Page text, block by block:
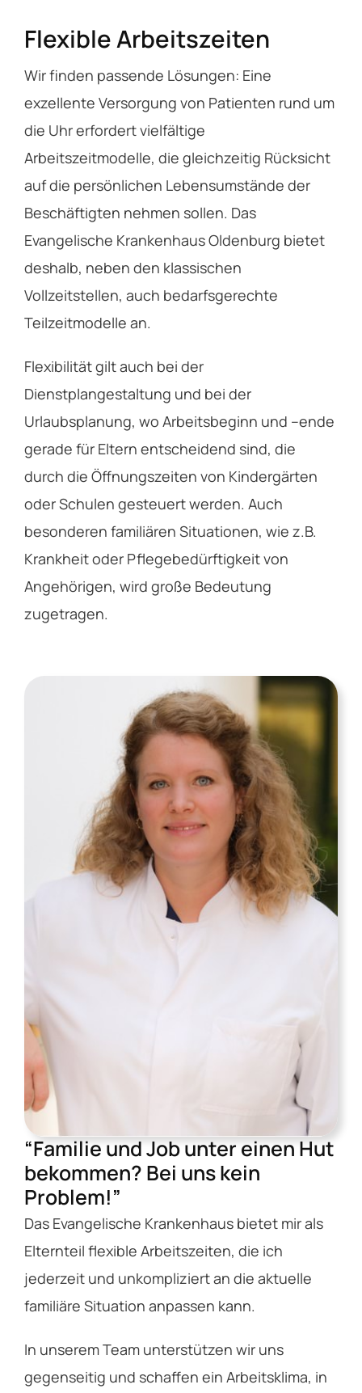
Flexible Arbeitszeiten
Wir finden passende Lösungen: Eine
exzellente Versorgung von Patienten rund um
die Uhr erfordert vielfältige
Arbeitszeitmodelle, die gleichzeitig Rücksicht
auf die persönlichen Lebensumstände der
Beschäftigten nehmen sollen. Das
Evangelische Krankenhaus Oldenburg bietet
deshalb, neben den klassischen
Vollzeitstellen, auch bedarfsgerechte
Teilzeitmodelle an.
Flexibilität gilt auch bei der
Dienstplangestaltung und bei der
Urlaubsplanung, wo Arbeitsbeginn und –ende
gerade für Eltern entscheidend sind, die
durch die Öffnungszeiten von Kindergärten
oder Schulen gesteuert werden. Auch
besonderen familiären Situationen, wie z.B.
Krankheit oder Pflegebedürftigkeit von
Angehörigen, wird große Bedeutung
zugetragen.
“Familie und Job unter einen Hut
bekommen? Bei uns kein
Problem!”
Das Evangelische Krankenhaus bietet mir als
Elternteil flexible Arbeitszeiten, die ich
jederzeit und unkompliziert an die aktuelle
familiäre Situation anpassen kann.
In unserem Team unterstützen wir uns
gegenseitig und schaffen ein Arbeitsklima, in